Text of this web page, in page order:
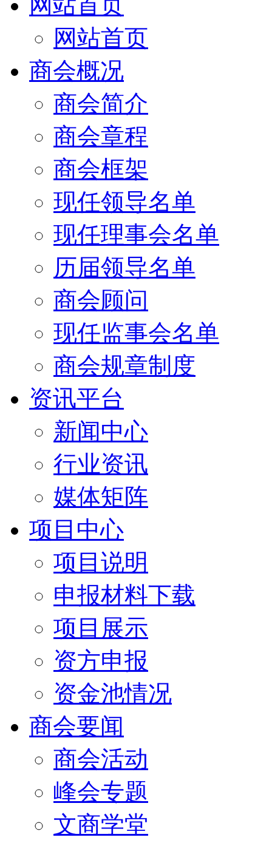
网站首页
商会概况
商会简介
商会章程
商会框架
现任领导名单
现任理事会名单
历届领导名单
商会顾问
现任监事会名单
商会规章制度
资讯平台
新闻中心
行业资讯
媒体矩阵
项目中心
项目说明
申报材料下载
项目展示
资方申报
资金池情况
商会要闻
商会活动
峰会专题
文商学堂